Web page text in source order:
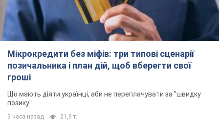
Мікрокредити без міфів: три типові сценарії
позичальника і план дій, щоб вберегти свої
гроші
Що мають діяти українці, аби не переплачувати за "швидку
позику"
3 часа назад 21,9 т.